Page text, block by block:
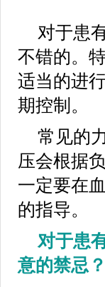
对于患
不错的。
适当的进
期控制。
常见的
压会根据
一定要在
的指导。
对于患
意的禁忌？